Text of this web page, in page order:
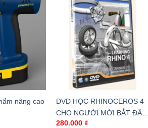
nâng cao
DVD HỌC RHINOCEROS 4
CHO NGƯỜI MỚI BẮT ĐẦU
– RHINO 4 ESSENTIAL
280.000₫